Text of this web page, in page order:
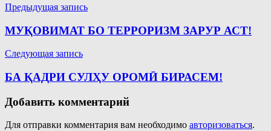
Навигация
по
записям
Предыдущая запись
МУҚОВИМАТ БО ТЕРРОРИЗМ ЗАРУР АСТ!
Следующая запись
БА ҚАДРИ СУЛҲУ ОРОМӢ БИРАСЕМ!
Добавить комментарий
Для отправки комментария вам необходимо авторизоваться.